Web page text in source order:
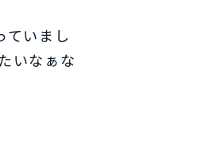
ていまし
いなぁな